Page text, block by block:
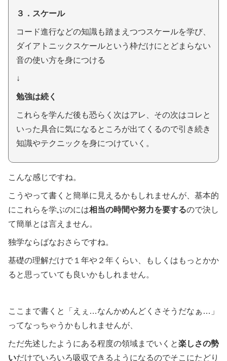
３．スケール
コード進行などの知識も踏まえつつスケールを学び、
ダイアトニックスケールという枠だけにとどまらない
音の使い方を身につける
↓
勉強は続く
これらを学んだ後も恐らく次はアレ、その次はコレと
いった具合に気になるところが出てくるので引き続き
知識やテクニックを身につけていく。
こんな感じですね。
こうやって書くと簡単に見えるかもしれませんが、基本的
にこれらを学ぶのには相当の時間や努力を要するので決し
て簡単とは言えません。
独学ならばなおさらですね。
基礎の理解だけで１年や２年くらい、もしくはもっとかか
ると思っていても良いかもしれません。
ここまで書くと「えぇ…なんかめんどくさそうだなぁ…」
ってなっちゃうかもしれませんが、
ただ先述したようにある程度の領域までいくと楽しさの勢
いだけでいろいろ吸収できるようになるのでそこにたどり